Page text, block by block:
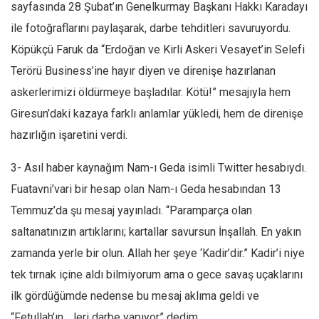
sayfasında 28 Şubat’ın Genelkurmay Başkanı Hakkı Karadayı
ile fotoğraflarını paylaşarak, darbe tehditleri savuruyordu.
Köpükçü Faruk da “Erdoğan ve Kirli Askeri Vesayet’in Selefi
Terörü Business’ine hayır diyen ve direnişe hazırlanan
askerlerimizi öldürmeye başladılar. Kötü!” mesajıyla hem
Giresun’daki kazaya farklı anlamlar yükledi, hem de direnişe
hazırlığın işaretini verdi.
3- Asıl haber kaynağım Nam-ı Geda isimli Twitter hesabıydı.
Fuatavni’vari bir hesap olan Nam-ı Geda hesabından 13
Temmuz’da şu mesaj yayınladı. “Paramparça olan
saltanatınızın artıklarını; kartallar savursun İnşallah. En yakın
zamanda yerle bir olun. Allah her şeye ‘Kadir’dir.” Kadir’i niye
tek tırnak içine aldı bilmiyorum ama o gece savaş uçaklarını
ilk gördüğümde nedense bu mesaj aklıma geldi ve